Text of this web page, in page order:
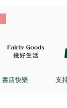
書店快樂 支